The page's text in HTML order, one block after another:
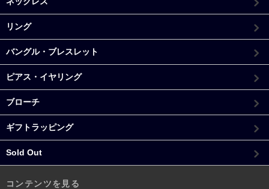
リング
バングル・ブレスレット
ピアス・イヤリング
ブローチ
ギフトラッピング
Sold Out
コンテンツを見る